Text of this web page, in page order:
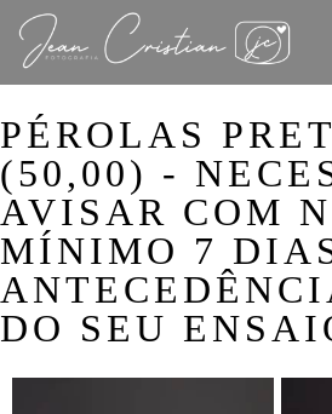
PÉROLAS
(50,00) -
AVISAR COM
MÍNIMO 7
DO SEU